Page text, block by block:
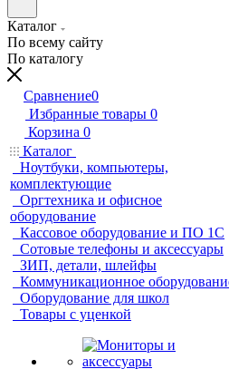
Каталог
По всему сайту
По каталогу
Сравнение0
Избранные товары 0
Корзина 0
Каталог
Ноутбуки, компьютеры,
комплектующие
Оргтехника и офисное
оборудование
Кассовое оборудование и ПО 1С
Сотовые телефоны и аксессуары
ЗИП, детали, шлейфы
Коммуникационное
Оборудование для школ
Товары с уценкой